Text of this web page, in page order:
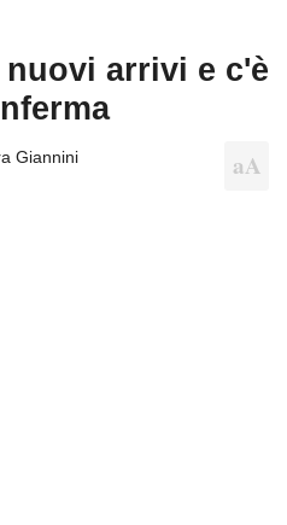
arrivi e c'è
Giannini